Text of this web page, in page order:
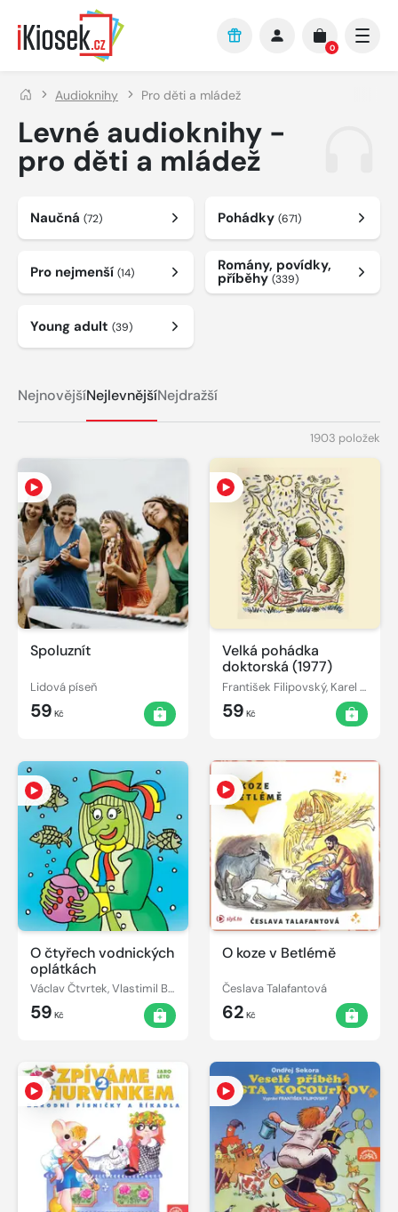
Přejít na hlavní obsah
0
Audioknihy Pro děti a mládež
Levné audioknihy -
pro děti a mládež
Naučná (72) Pohádky (671)
Pro nejmenší (14) Romány, povídky,
příběhy (339)
Young adult (39)
NejnovějšíNejlevnějšíNejdražší
1903 položek
Spoluznít
Lidová píseň
59 Kč
Velká pohádka
doktorská (1977)
František Filipovský, Karel Čapek
59 Kč
O čtyřech vodnických
oplátkách
Václav Čtvrtek, Vlastimil Brodský
59 Kč
O koze v Betlémě
Česlava Talafantová
62 Kč